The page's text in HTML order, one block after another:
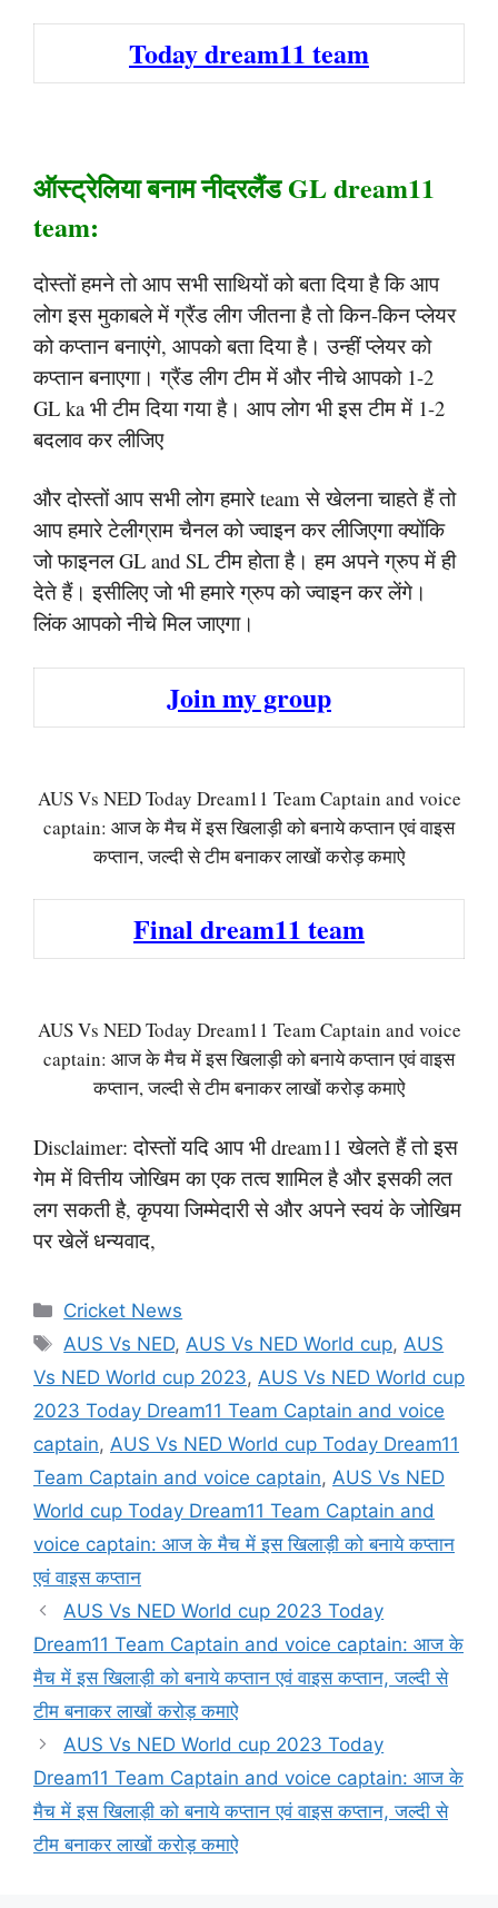
Today dream11 team
ऑस्ट्रेलिया बनाम नीदरलैंड GL dream11
team:
दोस्तों हमने तो आप सभी साथियों को बता दिया है कि आप
लोग इस मुकाबले में ग्रैंड लीग जीतना है तो किन-किन प्लेयर
को कप्तान बनाएंगे, आपको बता दिया है। उन्हीं प्लेयर को
कप्तान बनाएगा। ग्रैंड लीग टीम में और नीचे आपको 1-2
GL ka भी टीम दिया गया है। आप लोग भी इस टीम में 1-2
बदलाव कर लीजिए
और दोस्तों आप सभी लोग हमारे team से खेलना चाहते हैं तो
आप हमारे टेलीग्राम चैनल को ज्वाइन कर लीजिएगा क्योंकि
जो फाइनल GL and SL टीम होता है। हम अपने ग्रुप में ही
देते हैं। इसीलिए जो भी हमारे ग्रुप को ज्वाइन कर लेंगे।
लिंक आपको नीचे मिल जाएगा।
Join my group
AUS Vs NED Today Dream11 Team Captain and voice
captain: आज के मैच में इस खिलाड़ी को बनाये कप्तान एवं वाइस
कप्तान, जल्दी से टीम बनाकर लाखों करोड़ कमाऐ
Final dream11 team
AUS Vs NED Today Dream11 Team Captain and voice
captain: आज के मैच में इस खिलाड़ी को बनाये कप्तान एवं वाइस
कप्तान, जल्दी से टीम बनाकर लाखों करोड़ कमाऐ
Disclaimer: दोस्तों यदि आप भी dream11 खेलते हैं तो इस
गेम में वित्तीय जोखिम का एक तत्व शामिल है और इसकी लत
लग सकती है, कृपया जिम्मेदारी से और अपने स्वयं के जोखिम
पर खेलें धन्यवाद,
Categories
Cricket News
Tags
AUS Vs NED, AUS Vs NED World cup, AUS
Vs NED World cup 2023, AUS Vs NED World cup
2023 Today Dream11 Team Captain and voice
captain, AUS Vs NED World cup Today Dream11
Team Captain and voice captain, AUS Vs NED
World cup Today Dream11 Team Captain and
voice captain: आज के मैच में इस खिलाड़ी को बनाये कप्तान
एवं वाइस कप्तान
AUS Vs NED World cup 2023 Today
Dream11 Team Captain and voice captain: आज के
मैच में इस खिलाड़ी को बनाये कप्तान एवं वाइस कप्तान, जल्दी से
टीम बनाकर लाखों करोड़ कमाऐ
AUS Vs NED World cup 2023 Today
Dream11 Team Captain and voice captain: आज के
मैच में इस खिलाड़ी को बनाये कप्तान एवं वाइस कप्तान, जल्दी से
टीम बनाकर लाखों करोड़ कमाऐ